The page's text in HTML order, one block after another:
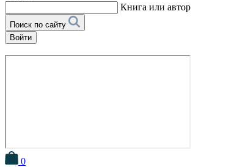
Книга или автор
Поиск по сайту
Войти
0